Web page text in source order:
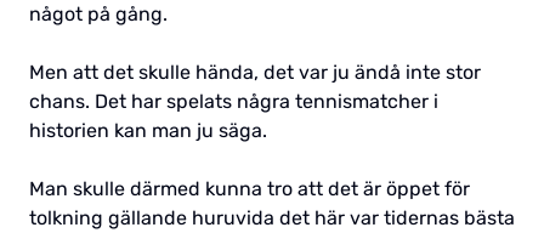
något på gång.
Men att det skulle hända, det var ju ändå inte stor
chans. Det har spelats några tennismatcher i
historien kan man ju säga.
Man skulle därmed kunna tro att det är öppet för
tolkning gällande huruvida det här var tidernas bästa